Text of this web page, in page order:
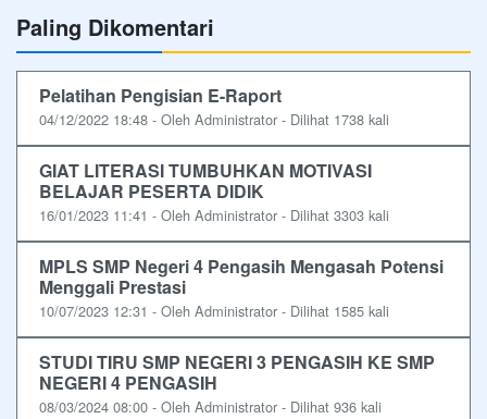
Paling Dikomentari
Pelatihan Pengisian E-Raport
04/12/2022 18:48 - Oleh Administrator - Dilihat 1738 kali
GIAT LITERASI TUMBUHKAN MOTIVASI
BELAJAR PESERTA DIDIK
16/01/2023 11:41 - Oleh Administrator - Dilihat 3303 kali
MPLS SMP Negeri 4 Pengasih Mengasah Potensi
Menggali Prestasi
10/07/2023 12:31 - Oleh Administrator - Dilihat 1585 kali
STUDI TIRU SMP NEGERI 3 PENGASIH KE SMP
NEGERI 4 PENGASIH
08/03/2024 08:00 - Oleh Administrator - Dilihat 936 kali